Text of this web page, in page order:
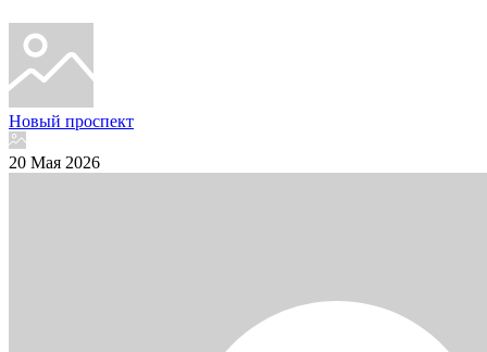
Новый проспект
20 Мая 2026